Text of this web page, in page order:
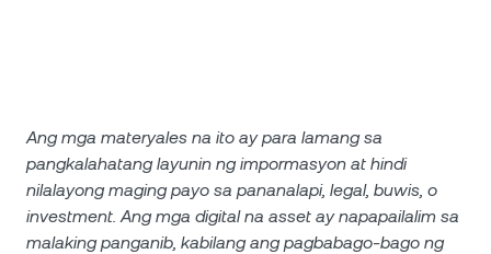
Ang mga materyales na ito ay para lamang sa
pangkalahatang layunin ng impormasyon at hindi
nilalayong maging payo sa pananalapi, legal, buwis, o
investment. Ang mga digital na asset ay napapailalim sa
malaking panganib, kabilang ang pagbabago-bago ng